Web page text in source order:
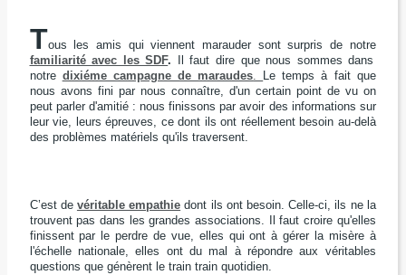
Tous les amis qui viennent marauder sont surpris de notre
familiarité avec les SDF. Il faut dire que nous sommesdans
notre dixiéme campagne de maraudes
Le temps à fait que
nous avons fini par nous connaître, d'un certain point de vu on
peut parler d'amitié : nous finissons par avoir des informations sur
leur vie, leurs épreuves, ce dont ils ont réellement besoin au-delà
des problèmes matériels qu'ils traversent.
C’est de véritable empathie dont ils ont besoin.Celle-ci, ils ne la
trouvent pas dans les grandes associations.
Il faut croire qu'elles
finissent par le perdre de vue, elles qui ont à gérer la misère à
l'échelle nationale,elles ont du mal à répondre aux véritables
questions que génèrent le train train quotidien.